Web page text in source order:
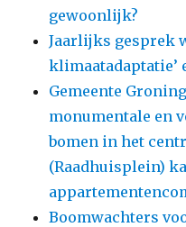
gewoonlijk?
Jaarlijks gesprek
klimaatadaptatie’
Gemeente
monumentale en
bomen in het
(Raadhuisplein)
Boomwachters